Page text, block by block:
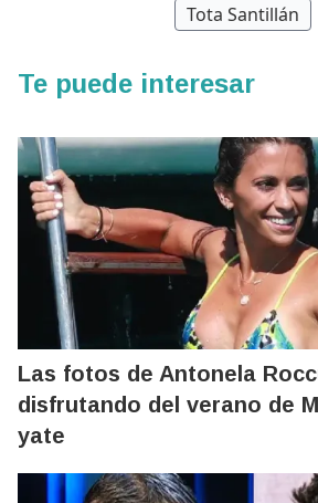
Tota Santillán
Te puede interesar
Las fotos de Antonela
disfrutando del verano de
yate